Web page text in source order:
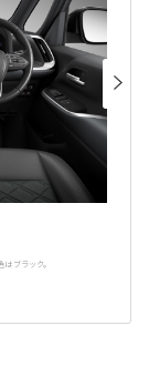
ブラック。